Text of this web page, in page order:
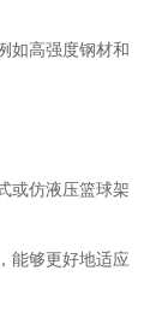
如高强度钢材和
或仿液压篮球架
能够更好地适应